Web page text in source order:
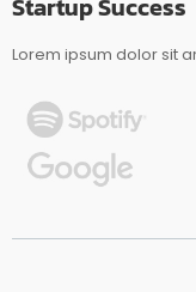
Startup Success
Lorem ipsum dolor sit